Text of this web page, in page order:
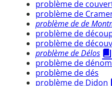
problème de
problème de
problème de de
problème de
problème de
problème de Délos
problème de
problème de dés
problème de Didon